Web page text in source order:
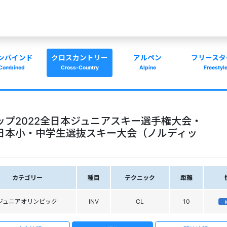
バインド クロスカントリー
Cross-Country
アルペン
Alpine
フリース
Freestyle
2022全日本ジュニアスキー選手権大会・
小・中学生選抜スキー大会（ノルディッ
カテゴリー 種目 テクニック 距離
ュニアオリンピック INV CL 10